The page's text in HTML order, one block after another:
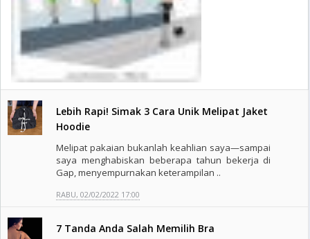
Lebih Rapi! Simak 3 Cara Unik Melipat Jaket
Hoodie
Melipat pakaian bukanlah keahlian saya—sampai
saya menghabiskan beberapa tahun bekerja di
Gap, menyempurnakan keterampilan ..
RABU, 02/02/2022 17:00
7 Tanda Anda Salah Memilih Bra